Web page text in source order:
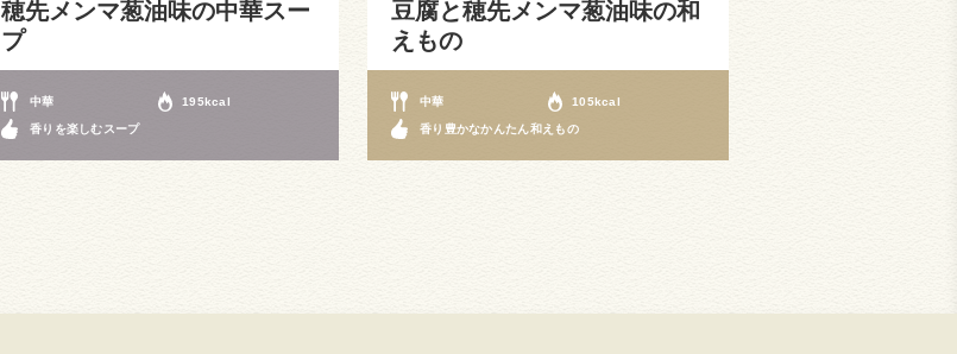
穂先メンマ葱油味の中華スー
プ
中華 195kcal
香りを楽しむスープ
豆腐と穂先メンマ葱油味の和
えもの
中華 105kcal
香り豊かなかんたん和えもの